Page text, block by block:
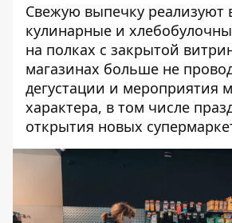
Свежую выпечку реализуют
кулинарные и
на полках с закрытой
магазинах больше не
дегустации и мероприятия
характера, в том числе
открытия новых